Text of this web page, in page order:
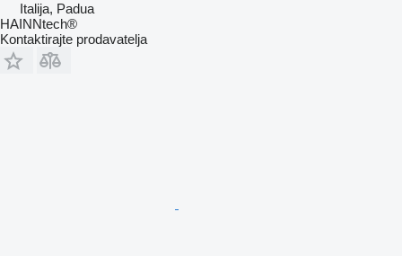
Italija, Padua
HAINNtech®
Kontaktirajte prodavatelja